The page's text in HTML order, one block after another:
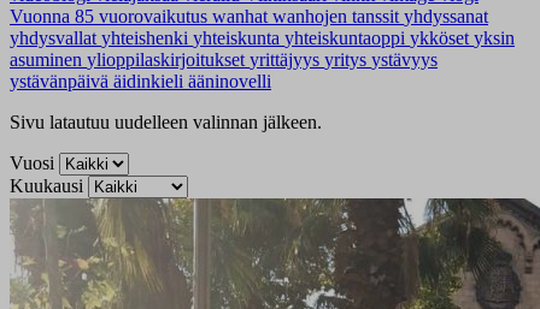
Vuonna 85 vuorovaikutus wanhat wanhojen tanssit yhdyssanat
yhdysvallat yhteishenki yhteiskunta yhteiskuntaoppi ykköset yksin
asuminen ylioppilaskirjoitukset yrittäjyys yritys ystävyys
ystävänpäivä äidinkieli ääninovelli
Sivu latautuu uudelleen valinnan jälkeen.
Vuosi
Kuukausi